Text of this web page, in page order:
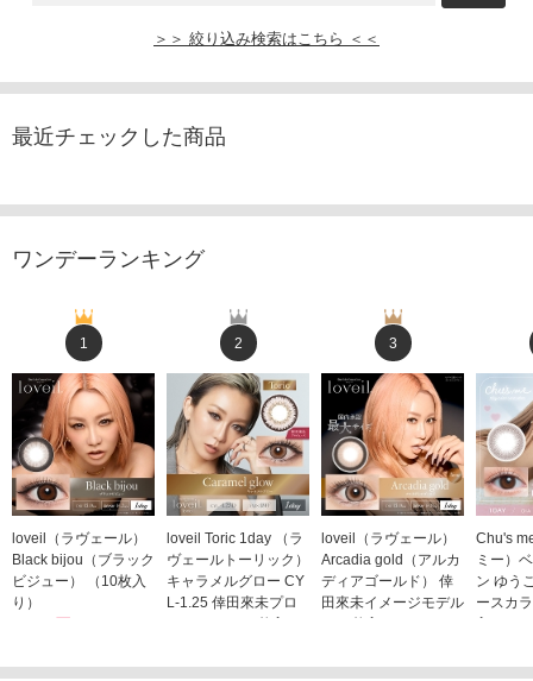
＞＞ 絞り込み検索はこちら ＜＜
最近チェックした商品
ワンデーランキング
1
loveil（ラヴェール）
Black bijou（ブラック
ビジュー） （10枚入
り）
2
loveil Toric 1day （ラ
ヴェールトーリック）
キャラメルグロー CY
L-1.25 倖田來未プロ
1,760円(税込)
3
loveil（ラヴェール）
Arcadia gold（アルカ
ディアゴールド） 倖
田來未イメージモデル
Chu's
ミー）
ン ゆう
ースカ